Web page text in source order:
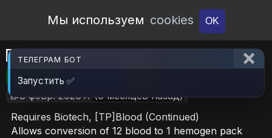
Open Workshop
Мы используем cookies OK
Blood to Hemogen
🎮RimWorld 📦94.8 KB
📝8 февр. 2026 г. (6 месяцев назад)
Requires Biotech, [TP]Blood (Continued)
Allows conversion of 12 blood to 1 hemogen pack
ТЕЛЕГРАМ БОТ
Запустить ✅